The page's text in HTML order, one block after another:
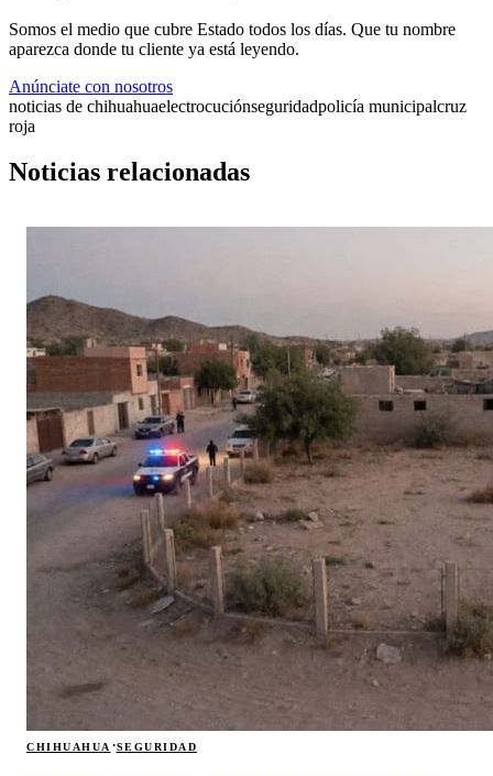
Somos el medio que cubre Estado todos los días. Que tu nombre
aparezca donde tu cliente ya está leyendo.
Anúnciate con nosotros
noticias de chihuahuaelectrocuciónseguridadpolicía municipalcruz
roja
Noticias relacionadas
CHIHUAHUA ·SEGURIDAD